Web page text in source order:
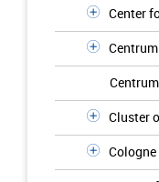
Center
Cluster